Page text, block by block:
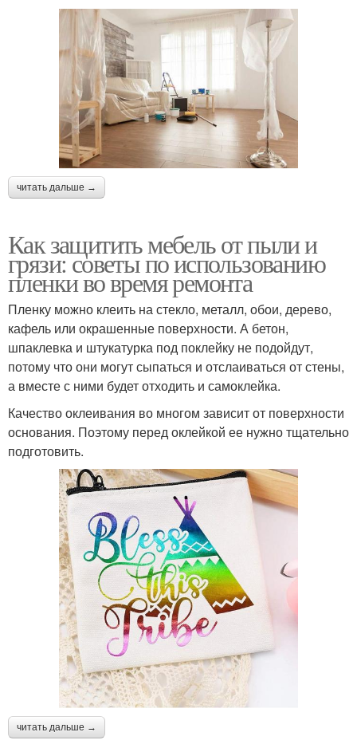
читать дальше →
Как защитить мебель от пыли и
грязи: советы по использованию
пленки во время ремонта
Пленку можно клеить на стекло, металл, обои, дерево,
кафель или окрашенные поверхности. А бетон,
шпаклевка и штукатурка под поклейку не подойдут,
потому что они могут сыпаться и отслаиваться от стены,
а вместе с ними будет отходить и самоклейка.
Качество оклеивания во многом зависит от поверхности
основания. Поэтому перед оклейкой ее нужно тщательно
подготовить.
читать дальше →